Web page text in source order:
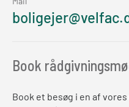
Book
Book et besøg i en af